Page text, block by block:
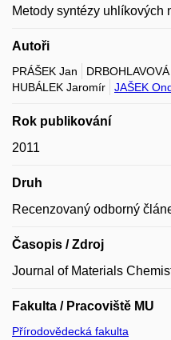
Metody syntézy uhlíkových
Autoři
PRÁŠEK Jan
HUBÁLEK Jaromír
JAŠEK
Rok publikování
2011
Druh
Recenzovaný odborný
Časopis / Zdroj
Journal of Materials
Fakulta / Pracoviště MU
Přírodovědecká fakulta